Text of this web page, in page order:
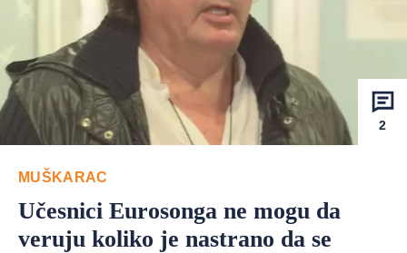
2
MUŠKARAC
Učesnici Eurosonga ne mogu da
veruju koliko je nastrano da se